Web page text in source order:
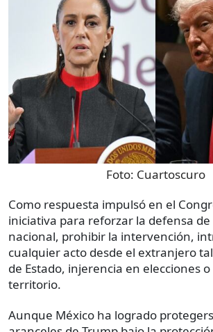
Foto: Cuartoscuro
Como respuesta impulsó en el
iniciativa para reforzar la defensa
nacional, prohibir la intervención,
cualquier acto desde el extranjero
de Estado, injerencia en elecciones
territorio.
Aunque México ha logrado